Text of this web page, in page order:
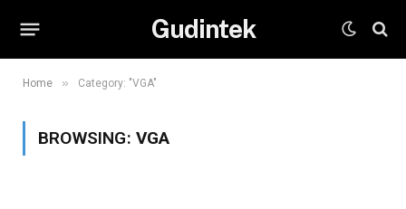
Gudintek
Home » Category: "VGA"
BROWSING: VGA